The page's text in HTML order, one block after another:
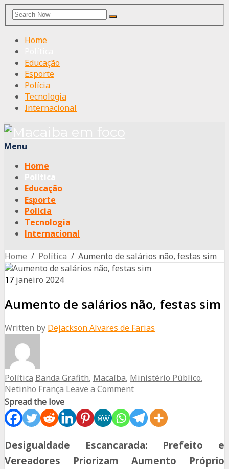
Search
for:
Search
Home
Educação
Esporte
Polícia
Tecnologia
Internacional
Menu
Home
Educação
Esporte
Polícia
Tecnologia
Internacional
Home / Política / Aumento de salários não, festas sim
17 janeiro 2024
Aumento de salários não, festas sim
Written by Dejackson Alvares de Farias
Política Banda Grafith, Macaíba, Ministério Público,
Netinho França Leave a Comment
Spread the love
Desigualdade Escancarada: Prefeito e
Vereadores Priorizam Aumento Próprio